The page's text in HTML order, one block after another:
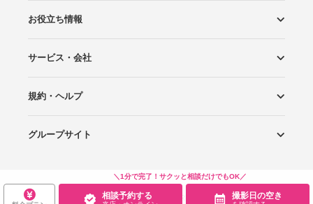
＼1分で完了！サクッと相談だけでもOK／
相談予約する 撮影日の空き
閲覧スタジオ
お気に入り
お役立ち情報
Wedding Photo マガジン
はじめてガイド
サービス・会社
Photoraitとは
スタジオの掲載について
お問い合わせ
運営会社
サイトマップ
規約・ヘルプ
プライバシーポリシー
利用規約
ヘルプ
グループサイト
Wedding Park 海外
Copyright©WEDDING PARK CO.,LTD.